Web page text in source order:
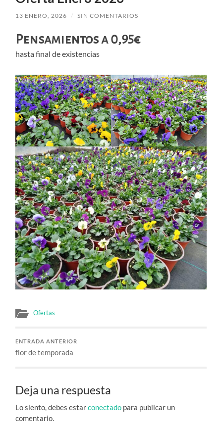
13 ENERO, 2026 / SIN COMENTARIOS
Pensamientos a 0,95€
hasta final de existencias
Ofertas
ENTRADA ANTERIOR
flor de temporada
Deja una respuesta
Lo siento, debes estarconectado para publicar un
comentario.